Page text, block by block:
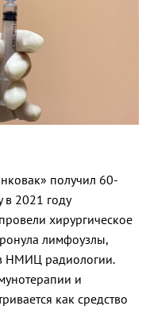
получил 60-
в 2021 году
хирургическое
лимфоузлы,
НМИЦ радиологии.
и
как средство